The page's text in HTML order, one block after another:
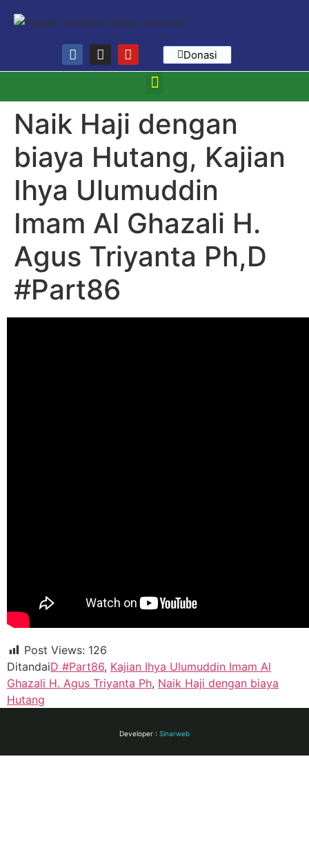
Donasi
Naik Haji dengan
biaya Hutang, Kajian
Ihya Ulumuddin
Imam Al Ghazali H.
Agus Triyanta Ph,D
#Part86
Post Views: 126
DitandaiD #Part86, Kajian Ihya Ulumuddin Imam Al
Ghazali H. Agus Triyanta Ph, Naik Haji dengan biaya
Hutang
Developer : Sinarweb